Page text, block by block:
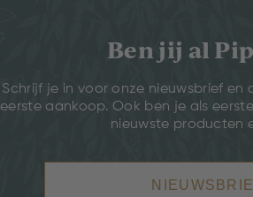
Ben jij al
Schrijf je in voor onze nieuwsbrief
eerste aankoop. Ook ben je als
nieuwste producten